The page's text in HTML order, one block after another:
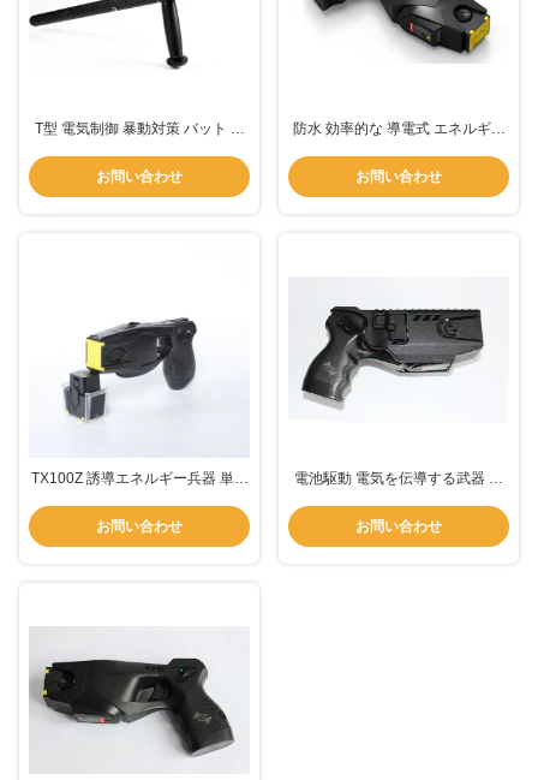
T型 電気制御 暴動対策 バット 警
お問い合わせ
防水 効率的な 導電式 エネルギー
お問い合わせ
TX100Z 誘導エネルギー兵器 単発
お問い合わせ
電池駆動 電気を伝導する武器 デ
ク銃
お問い合わせ